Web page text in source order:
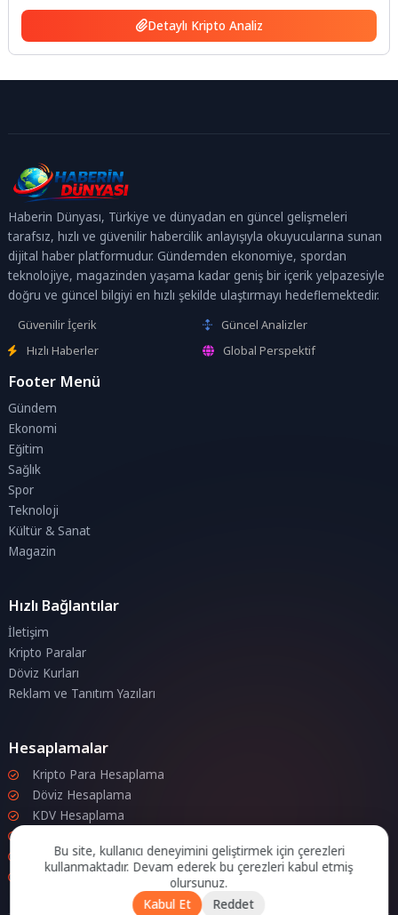
Detaylı Kripto Analiz
Haberin Dünyası, Türkiye ve dünyadan en güncel gelişmeleri
tarafsız, hızlı ve güvenilir habercilik anlayışıyla okuyucularına sunan
dijital haber platformudur. Gündemden ekonomiye, spordan
teknolojiye, magazinden yaşama kadar geniş bir içerik yelpazesiyle
doğru ve güncel bilgiyi en hızlı şekilde ulaştırmayı hedeflemektedir.
Güvenilir İçerik
Güncel Analizler
Hızlı Haberler
Global Perspektif
Footer Menü
Gündem
Ekonomi
Eğitim
Sağlık
Spor
Teknoloji
Kültür & Sanat
Magazin
Hızlı Bağlantılar
İletişim
Kripto Paralar
Döviz Kurları
Reklam ve Tanıtım Yazıları
Hesaplamalar
Kripto Para Hesaplama
Döviz Hesaplama
KDV Hesaplama
Zam Hesaplama
Bileşik Hesaplama
Bu site, kullanıcı deneyimini geliştirmek için çerezleri
kullanmaktadır. Devam ederek bu çerezleri kabul etmiş
olursunuz.
Kabul Et
Reddet